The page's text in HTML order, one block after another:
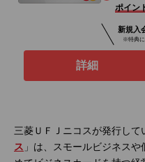
ポイン
新規入
※特典に
詳細
三菱ＵＦＪニコスが発行して
ス 」は、スモールビジネス